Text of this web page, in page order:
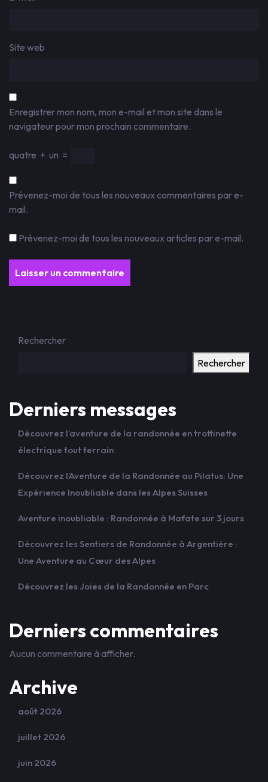
Site web
Enregistrer mon nom, mon e-mail et mon site dans le
navigateur pour mon prochain commentaire.
quatre + un =
Prévenez-moi de tous les nouveaux commentaires par e-
mail.
Prévenez-moi de tous les nouveaux articles par e-mail.
Rechercher
Rechercher
Derniers messages
Découvrez l’aventure de la randonnée en trottinette
électrique tout terrain
Découvrez l’Aventure de la Randonnée au Pilatus: Une
Expérience Inoubliable dans les Alpes Suisses
Aventure inoubliable : Randonnée à Mafate sur 3 jours
Découvrez les Sentiers de Randonnée à Argentière :
Une Aventure au Cœur des Alpes
Découvrez les Joies de la Randonnée en Parc
Derniers commentaires
Aucun commentaire à afficher.
Archive
août 2026
juillet 2026
juin 2026